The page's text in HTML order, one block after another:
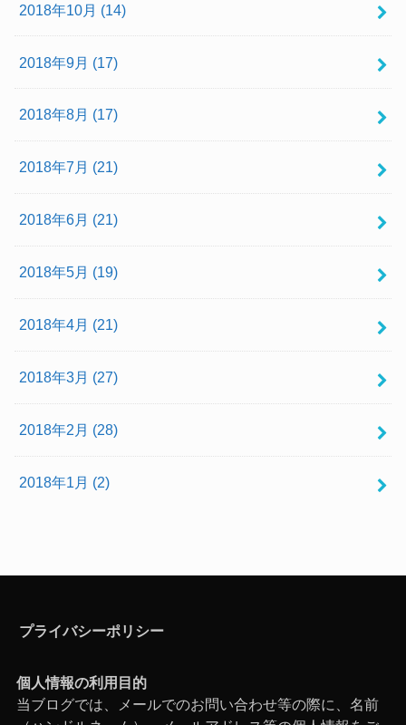
2018年10月 (14)
2018年9月 (17)
2018年8月 (17)
2018年7月 (21)
2018年6月 (21)
2018年5月 (19)
2018年4月 (21)
2018年3月 (27)
2018年2月 (28)
2018年1月 (2)
プライバシーポリシー
個人情報の利用目的
当ブログでは、メールでのお問い合わせ等の際に、名前